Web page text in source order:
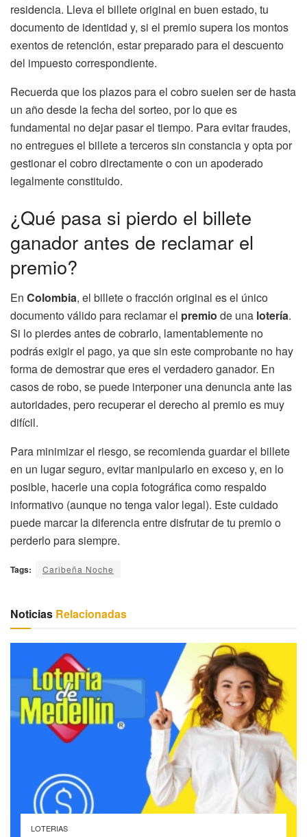
residencia. Lleva el billete original en buen estado, tu
documento de identidad y, si el premio supera los montos
exentos de retención, estar preparado para el descuento
del impuesto correspondiente.
Recuerda que los plazos para el cobro suelen ser de hasta
un año desde la fecha del sorteo, por lo que es
fundamental no dejar pasar el tiempo. Para evitar fraudes,
no entregues el billete a terceros sin constancia y opta por
gestionar el cobro directamente o con un apoderado
legalmente constituido.
¿Qué pasa si pierdo el billete
ganador antes de reclamar el
premio?
En Colombia, el billete o fracción original es el único
documento válido para reclamar el premio de una lotería.
Si lo pierdes antes de cobrarlo, lamentablemente no
podrás exigir el pago, ya que sin este comprobante no hay
forma de demostrar que eres el verdadero ganador. En
casos de robo, se puede interponer una denuncia ante las
autoridades, pero recuperar el derecho al premio es muy
difícil.
Para minimizar el riesgo, se recomienda guardar el billete
en un lugar seguro, evitar manipularlo en exceso y, en lo
posible, hacerle una copia fotográfica como respaldo
informativo (aunque no tenga valor legal). Este cuidado
puede marcar la diferencia entre disfrutar de tu premio o
perderlo para siempre.
Tags: Caribeña Noche
Noticias Relacionadas
LOTERIAS